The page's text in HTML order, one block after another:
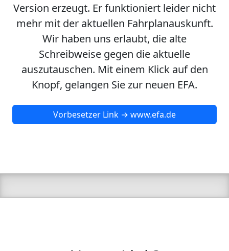
Version erzeugt. Er funktioniert leider nicht
mehr mit der aktuellen Fahrplanauskunft.
Wir haben uns erlaubt, die alte
Schreibweise gegen die aktuelle
auszutauschen. Mit einem Klick auf den
Knopf, gelangen Sie zur neuen EFA.
Vorbesetzer Link → www.efa.de